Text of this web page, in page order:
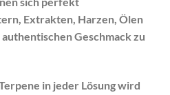
Extrakten, Harzen, Ölen
Geschmack zu
in jeder Lösung wird